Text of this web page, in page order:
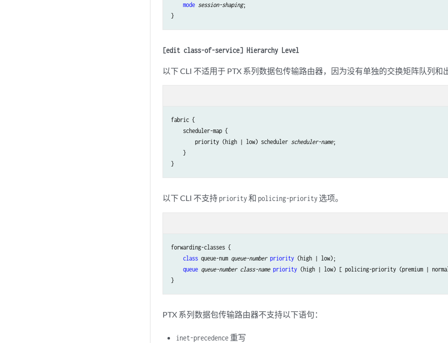
mode session-shaping;
[edit class-of-service] Hierarchy Level
以下 CLI 不适用于 PTX 系列数据包传输路由器，因为没有单独的交换矩阵队列和
fabric {
    scheduler-map {
        priority (high | low) scheduler
scheduler-name;
    }
以下 CLI 不支持priority和 policing-priority 选项。
forwarding-classes {
class queue-num queue-number priority (high | low);
queue queue-number class-name priority (high | low) [ policing-priority (premium |
PTX 系列数据包传输路由器不支持以下语句：
inet-precedence 重写